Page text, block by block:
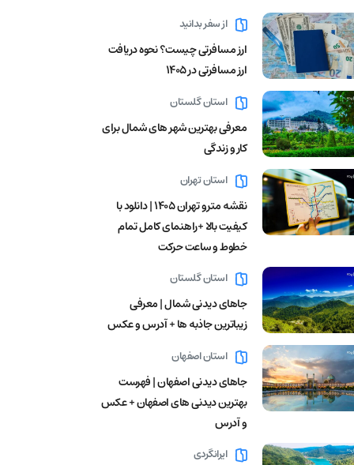
از سفر بدانید
ارز مسافرتی چیست؟ نحوه دریافت
ارز مسافرتی در 1405
استان گلستان
معرفی بهترین شهر های شمال برای
کار و زندگی
استان تهران
نقشه مترو تهران ۱۴۰۵ | دانلود با
کیفیت بالا +راهنمای کامل تمام
خطوط و ساعت حرکت
استان گلستان
جاهای دیدنی شمال | معرفی
زیباترین جاذبه ها + آدرس و عکس
استان اصفهان
جاهای دیدنی اصفهان | فهرست
بهترین دیدنی های اصفهان + عکس
و آدرس
ایرانگردی